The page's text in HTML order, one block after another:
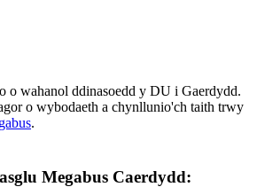
o wahanol ddinasoedd y DU i Gaerdydd.
o wybodaeth a chynllunio'ch taith trwy
.
Megabus Caerdydd: